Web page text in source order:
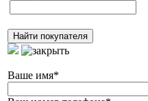
Ваше имя*